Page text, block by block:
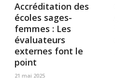
Accréditation des
écoles sages-
femmes : Les
évaluateurs
externes font le
point
21 mai 2025